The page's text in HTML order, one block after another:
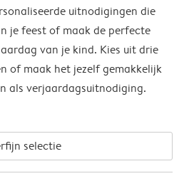
uitnodigingen die
je feest of maak de perfecte
van je kind. Kies uit drie
of maak het jezelf gemakkelijk
als verjaardagsuitnodiging.
selectie